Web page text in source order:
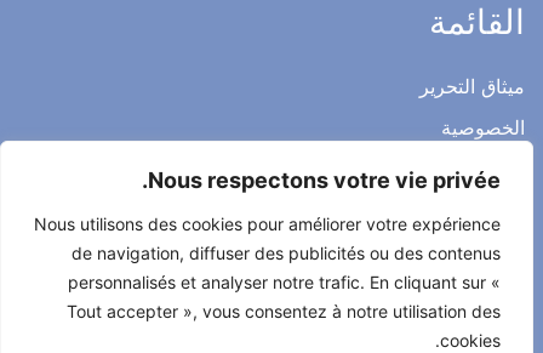
Nous respectons votre vie privée.
Nous utilisons des cookies pour améliorer votre expérience
de navigation, diffuser des publicités ou des contenus
personnalisés et analyser notre trafic. En cliquant sur «
Tout accepter », vous consentez à notre utilisation des
cookies.
القائمة
ميثاق التحرير
الخصوصية
الاشعار القانوني
اتصل بنا